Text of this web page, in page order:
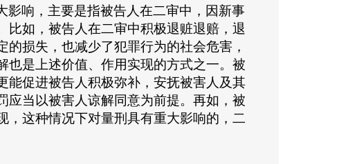
影响，主要是指被告人在二审中，因新事
比如，被告人在二审中积极退赃退赔，退
损失，也减少了犯罪行为的社会危害，
也是上述价值、作用实现的方式之一。被
能促进被告人积极弥补，安抚被害人及其
应当以被害人谅解同意为前提。再如，被
，这种情况下对量刑具有重大影响的，二